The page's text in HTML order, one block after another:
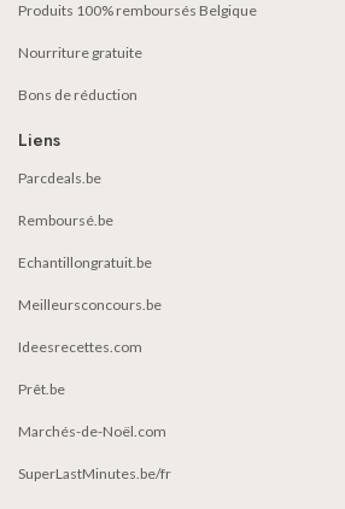
Produits 100% remboursés Belgique
Nourriture gratuite
Bons de réduction
Liens
Parcdeals.be
Remboursé.be
Echantillongratuit.be
Meilleursconcours.be
Ideesrecettes.com
Prêt.be
Marchés-de-Noël.com
SuperLastMinutes.be/fr